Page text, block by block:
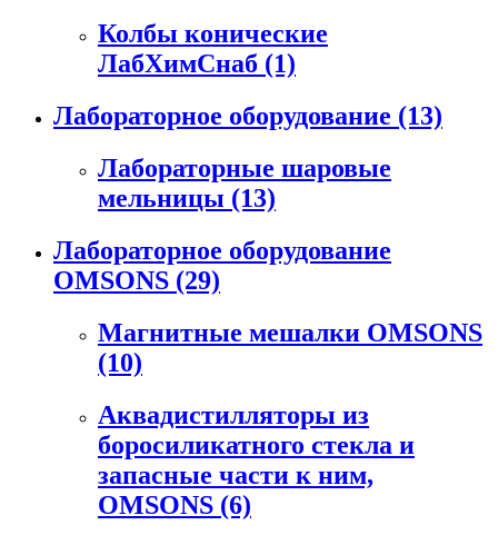
Колбы конические
ЛабХимСнаб (1)
Лабораторное оборудование (13)
Лабораторные шаровые
мельницы (13)
Лабораторное оборудование
OMSONS (29)
Магнитные мешалки OMSONS
(10)
Аквадистилляторы из
боросиликатного стекла и
запасные части к ним,
OMSONS (6)